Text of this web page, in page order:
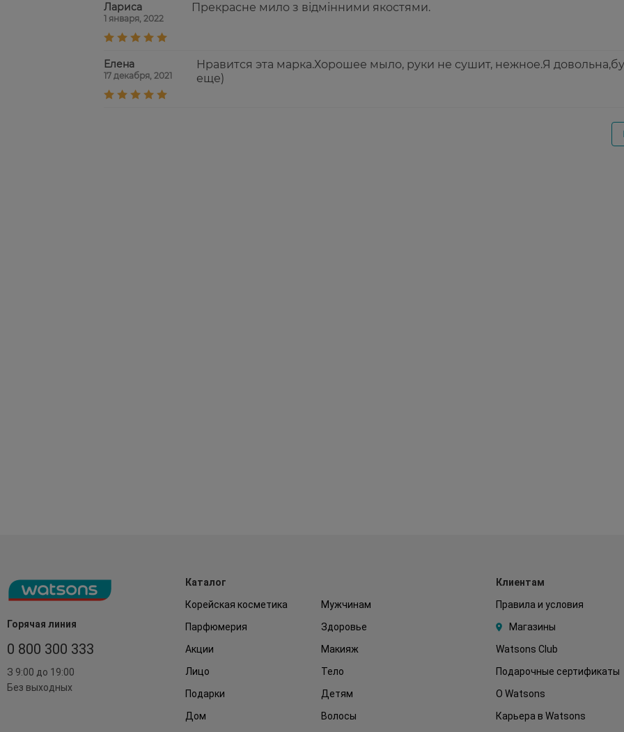
Лариса
1 января, 2022
Прекрасне мило з відмінними якостями.
Елена
17 декабря, 2021
Нравится эта марка.Хорошее мыло, руки не сушит, нежное.Я
еще)
Горячая линия
0 800 300 333
З 9:00 до 19:00
Без выходных
Каталог
Корейская косметика
Мужчинам
Парфюмерия
Здоровье
Акции
Макияж
Лицо
Тело
Подарки
Детям
Дом
Волосы
Клиентам
Правила и условия
Магазины
Watsons Club
Подарочные сертификаты
О Watsons
Карьера в Watsons